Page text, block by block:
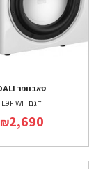
סאבוופר DALI
דגם E9F WH
₪2,690